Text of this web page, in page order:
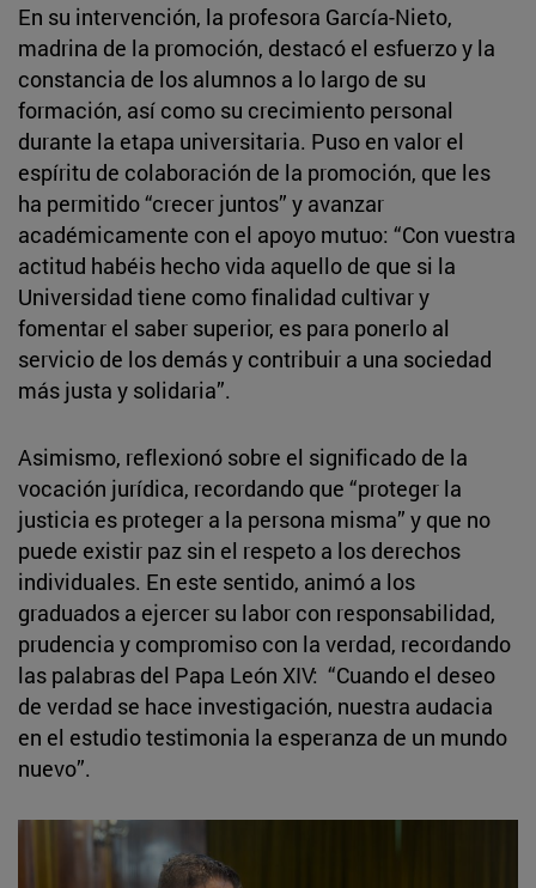
En su intervención, la profesora García-Nieto,
madrina de la promoción, destacó el esfuerzo y la
constancia de los alumnos a lo largo de su
formación, así como su crecimiento personal
durante la etapa universitaria. Puso en valor el
espíritu de colaboración de la promoción, que les
ha permitido “crecer juntos” y avanzar
académicamente con el apoyo mutuo: “Con vuestra
actitud habéis hecho vida aquello de que si la
Universidad tiene como finalidad cultivar y
fomentar el saber superior, es para ponerlo al
servicio de los demás y contribuir a una sociedad
más justa y solidaria”.
Asimismo, reflexionó sobre el significado de la
vocación jurídica, recordando que “proteger la
justicia es proteger a la persona misma” y que no
puede existir paz sin el respeto a los derechos
individuales. En este sentido, animó a los
graduados a ejercer su labor con responsabilidad,
prudencia y compromiso con la verdad, recordando
las palabras del Papa León XIV: “Cuando el deseo
de verdad se hace investigación, nuestra audacia
en el estudio testimonia la esperanza de un mundo
nuevo”.